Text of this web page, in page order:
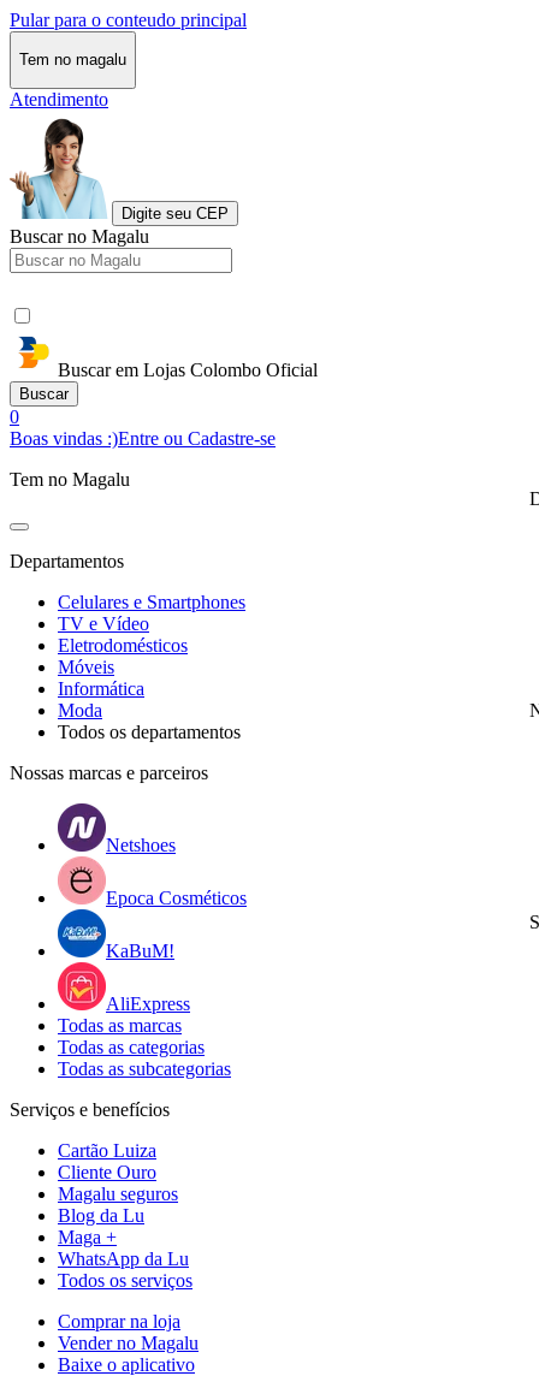
Pular para o conteudo principal
Tem no magalu
Atendimento
Digite seu CEP
Buscar no Magalu
Buscar em Lojas Colombo Oficial
Buscar
0
Boas vindas :)Entre ou Cadastre-se
Tem no Magalu
Departamentos
Celulares e Smartphones
TV e Vídeo
Eletrodomésticos
Móveis
Informática
Moda
Todos os departamentos
Nossas marcas e parceiros
Netshoes
Epoca Cosméticos
KaBuM!
AliExpress
Todas as marcas
Todas as categorias
Todas as subcategorias
Serviços e benefícios
Cartão Luiza
Cliente Ouro
Magalu seguros
Blog da Lu
Maga +
WhatsApp da Lu
Todos os serviços
Comprar na loja
Vender no Magalu
Baixe o aplicativo